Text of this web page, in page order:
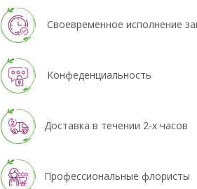
Своевременное исполнение
Конфеденциальность
Доставка в течении 2-х часов
Профессиональные флористы